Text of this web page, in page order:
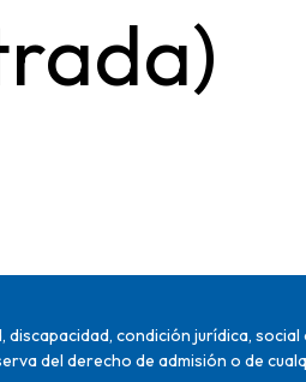
condición jurídica, social
del derecho de admisión o de